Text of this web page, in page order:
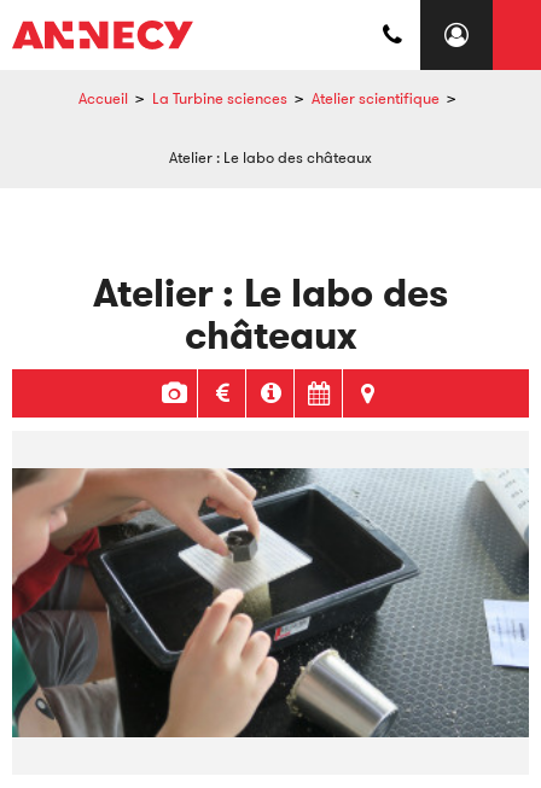
Accueil > La Turbine sciences > Atelier scientifique >
Atelier : Le labo des châteaux
Atelier : Le labo des
châteaux